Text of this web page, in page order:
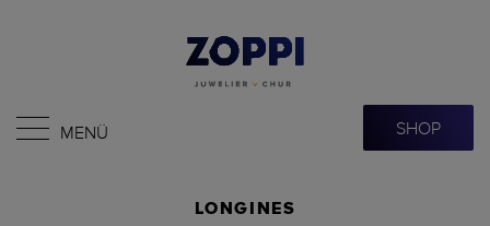
MENÜ SHOP
LONGINES